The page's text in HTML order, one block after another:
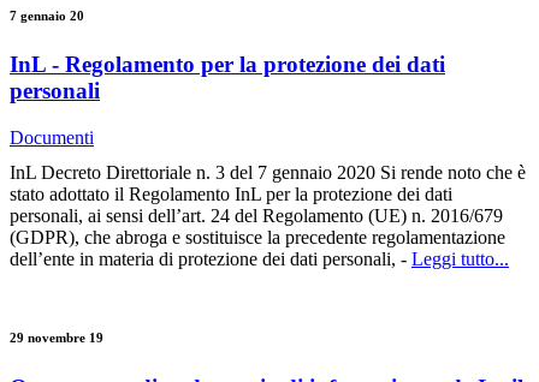
7 gennaio 20
InL - Regolamento per la protezione dei dati
personali
Documenti
InL Decreto Direttoriale n. 3 del 7 gennaio 2020 Si rende noto che è
stato adottato il Regolamento InL per la protezione dei dati
personali, ai sensi dell’art. 24 del Regolamento (UE) n. 2016/679
(GDPR), che abroga e sostituisce la precedente regolamentazione
dell’ente in materia di protezione dei dati personali, - Leggi tutto...
29 novembre 19